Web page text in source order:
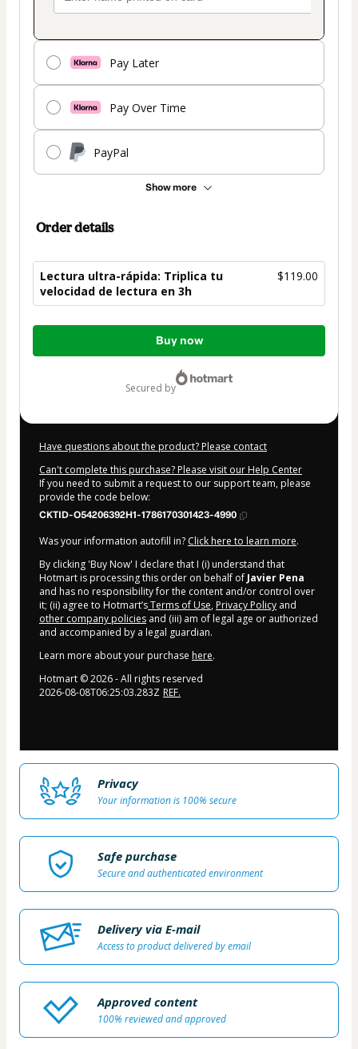
Pay Later
Pay Over Time
PayPal
Show more
Order details
Lectura ultra-rápida: Triplica tu
velocidad de lectura en 3h
$119.00
Total
Buy now
secured by
Have questions about the product? Please contact
Can't complete this purchase? Please visit our Help Center
If you need to submit a request to our support team, please
provide the code below:
CKTID-O54206392H1-1786170301423-4990
Was your information autofill in? Click here to learn more.
By clicking 'Buy Now' I declare that I (i) understand that
Hotmart is processing this order on behalf ofJavier Pena
and has no responsibility for the content and/or control over
it; (ii) agree to Hotmart’sTerms of Use, Privacy Policy and
other company policies and (iii) am of legal age or authorized
and accompanied by a legal guardian.
Learn more about your purchase here.
Hotmart ©2026- All rights reserved
2026-08-08T06:25:03.283Z REF.
Privacy
Your information is 100% secure
Safe purchase
Secure and authenticated environment
Delivery via E-mail
Access to product delivered by email
Approved content
100% reviewed and approved